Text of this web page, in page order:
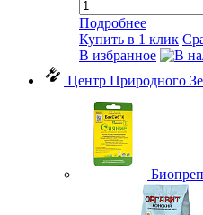
Подробнее
Купить в 1 клик
В избранное
Центр Природного